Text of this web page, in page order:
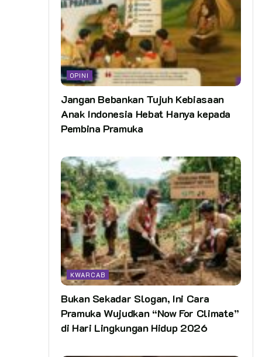
OPINI
Jangan Bebankan Tujuh Kebiasaan
Anak Indonesia Hebat Hanya kepada
Pembina Pramuka
KWARCAB
Bukan Sekadar Slogan, Ini Cara
Pramuka Wujudkan “Now For Climate”
di Hari Lingkungan Hidup 2026